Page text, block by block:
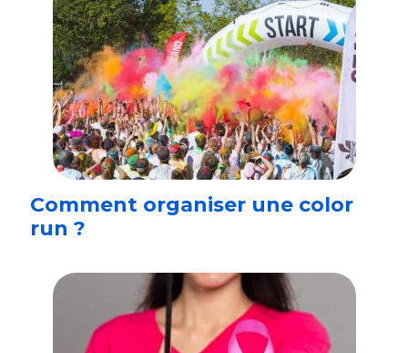
Comment organiser une color
run ?